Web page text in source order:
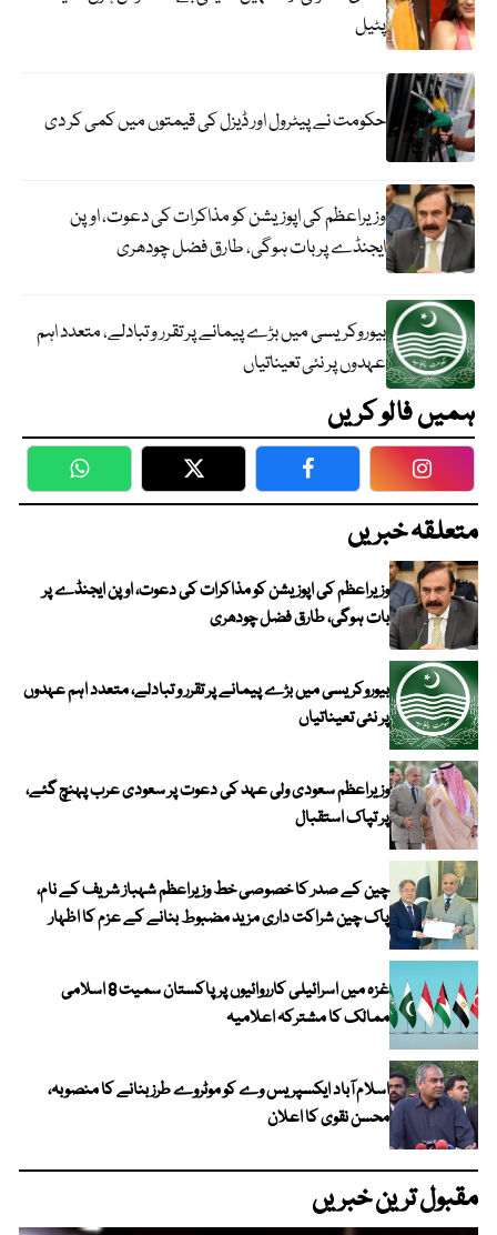
پٹیل
حکومت نے پیٹرول اور ڈیزل کی قیمتوں میں کمی کر دی
وزیراعظم کی اپوزیشن کو مذاکرات کی دعوت، اوپن
ایجنڈے پر بات ہوگی، طارق فضل چودھری
بیوروکریسی میں بڑے پیمانے پر تقرر و تبادلے، متعدد اہم
عہدوں پر نئی تعیناتیاں
ہمیں فالو کریں
WhatsApp Twitter Facebook
متعلقہ خبریں
وزیراعظم کی اپوزیشن کو مذاکرات کی دعوت، اوپن ایجنڈے پر
بات ہوگی، طارق فضل چودھری
بیوروکریسی میں بڑے پیمانے پر تقرر و تبادلے، متعدد اہم عہدوں
پر نئی تعیناتیاں
وزیراعظم سعودی ولی عہد کی دعوت پر سعودی عرب پہنچ گئے،
پر تپاک استقبال
چین کے صدر کا خصوصی خط وزیراعظم شہباز شریف کے نام،
پاک چین شراکت داری مزید مضبوط بنانے کے عزم کا اظہار
غزہ میں اسرائیلی کارروائیوں پر پاکستان سمیت 8 اسلامی
ممالک کا مشترکہ اعلامیہ
اسلام آباد ایکسپریس وے کو موٹروے طرز بنانے کا منصوبہ،
محسن نقوی کا اعلان
مقبول ترین خبریں